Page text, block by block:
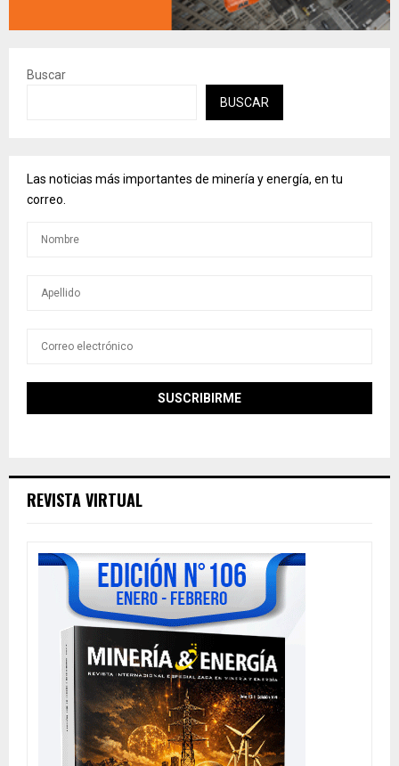
Buscar
BUSCAR
Las noticias más importantes de minería y energía, en tu
correo.
REVISTA VIRTUAL